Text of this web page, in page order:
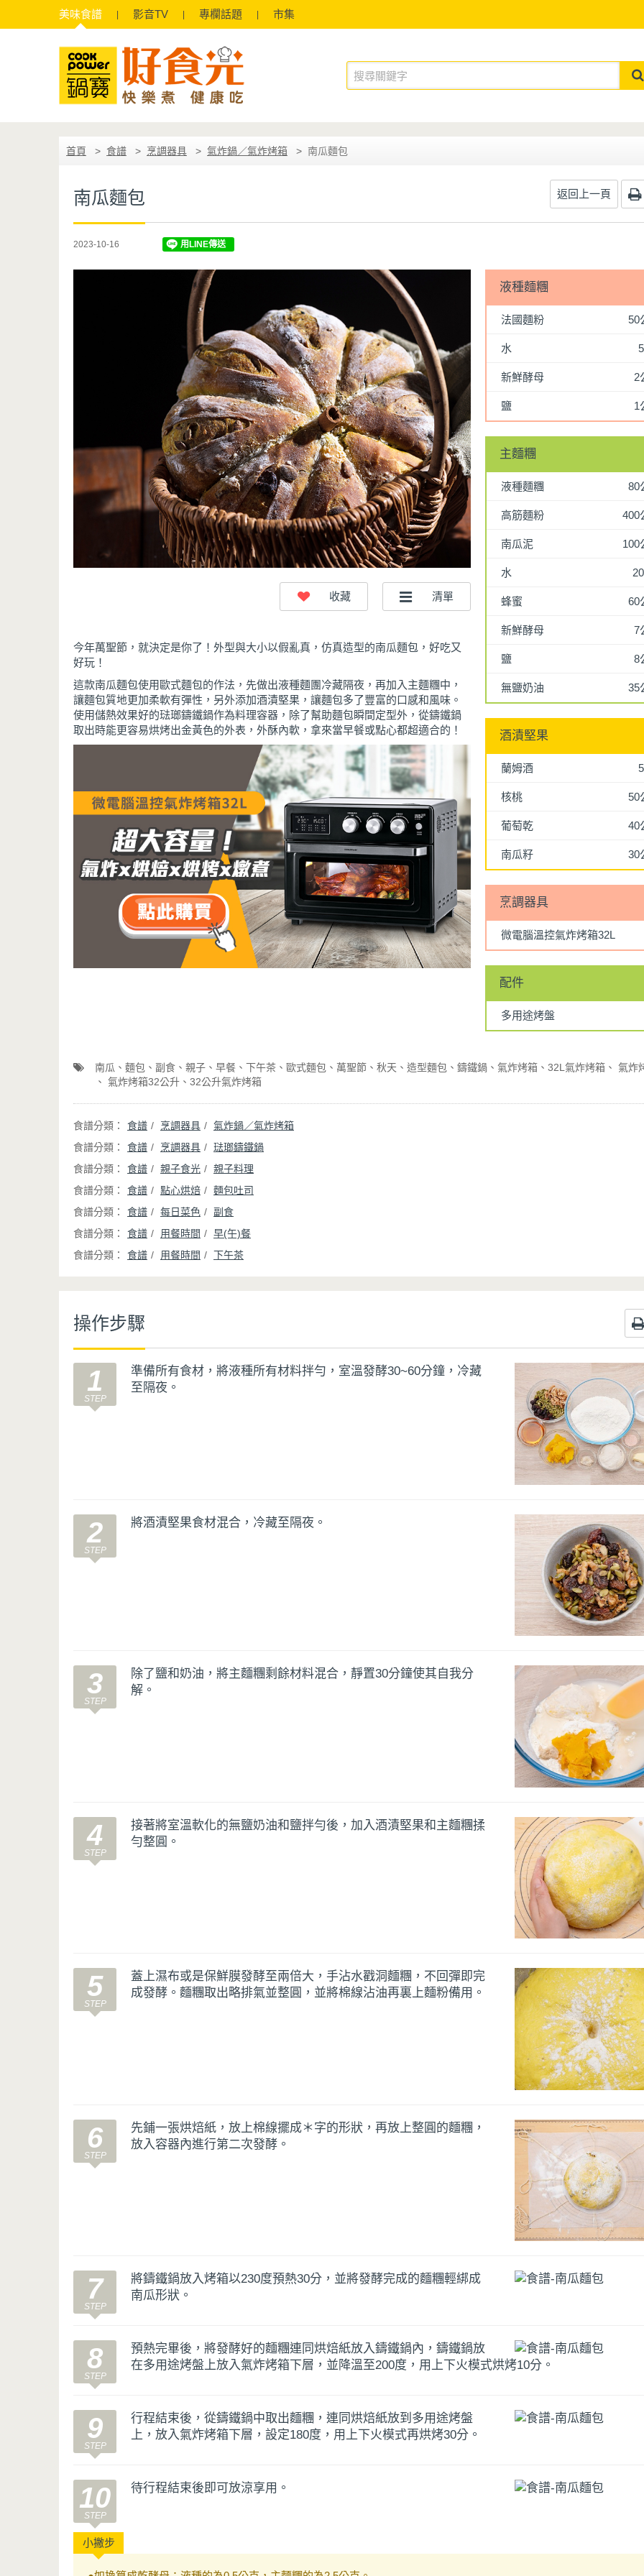
美味食譜 影音TV 專欄話題 市集
首頁 食譜 烹調器具 氣炸鍋／氣炸烤箱 南瓜麵包
南瓜麵包 返回上一頁
2023-10-16
今年萬聖節，就決定是你了！外型與大小以假亂真，仿真造型的南瓜麵包，好吃又
好玩！
這款南瓜麵包使用歐式麵包的作法，先做出液種麵團冷藏隔夜，再加入主麵糰中，
讓麵包質地更加柔軟有彈性，另外添加酒漬堅果，讓麵包多了豐富的口感和風味。
使用儲熱效果好的琺瑯鑄鐵鍋作為料理容器，除了幫助麵包瞬間定型外，從鑄鐵鍋
取出時能更容易烘烤出金黃色的外表，外酥內軟，拿來當早餐或點心都超適合的！
液種麵糰
法國麵粉 50
水
新鮮酵母 2
鹽 1
主麵糰
液種麵糰 80
高筋麵粉 400
南瓜泥 100
水
蜂蜜 60
新鮮酵母 7
鹽 8
無鹽奶油 35
酒漬堅果
蘭姆酒
核桃 50
葡萄乾 40
南瓜籽 30
烹調器具
微電腦溫控氣炸烤箱32L
配件
多用途烤盤
南瓜 麵包 副食 親子 早餐 下午茶 歐式麵包 萬聖節 秋天 造型麵包 鑄鐵鍋 氣炸烤箱 32L氣炸烤箱
氣炸
氣炸烤箱32公升
32公升氣炸烤箱
食譜 烹調器具
氣炸鍋／氣炸烤箱
食譜
烹調器具
琺瑯鑄鐵鍋
食譜
親子食光
親子料理
食譜
點心烘焙
麵包吐司
食譜
每日菜色
副食
食譜
用餐時間
早(午)餐
食譜
用餐時間 下午茶
操作步驟
1
準備所有食材，將液種所有材料拌勻，室溫發酵30~60分鐘，冷藏
至隔夜。
2 將酒漬堅果食材混合，冷藏至隔夜。
3
除了鹽和奶油，將主麵糰剩餘材料混合，靜置30分鐘使其自我分
解。
4
接著將室溫軟化的無鹽奶油和鹽拌勻後，加入酒漬堅果和主麵糰揉
勻整圓。
5
蓋上濕布或是保鮮膜發酵至兩倍大，手沾水戳洞麵糰，不回彈即完
成發酵。麵糰取出略排氣並整圓，並將棉線沾油再裏上麵粉備用。
6
先鋪一張烘焙紙，放上棉線擺成＊字的形狀，再放上整圓的麵糰，
放入容器內進行第二次發酵。
7
將鑄鐵鍋放入烤箱以230度預熱30分，並將發酵完成的麵糰輕綁成
南瓜形狀。
8
預熱完畢後，將發酵好的麵糰連同烘焙紙放入鑄鐵鍋內，鑄鐵鍋放
在多用途烤盤上放入氣炸烤箱下層，並降溫至200度，用上下火模式烘烤10分。
9
行程結束後，從鑄鐵鍋中取出麵糰，連同烘焙紙放到多用途烤盤
上，放入氣炸烤箱下層，設定180度，用上下火模式再烘烤30分。
10 待行程結束後即可放涼享用。